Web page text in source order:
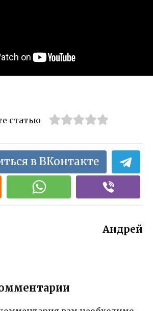
статью
в ВКонтакте
Андрей